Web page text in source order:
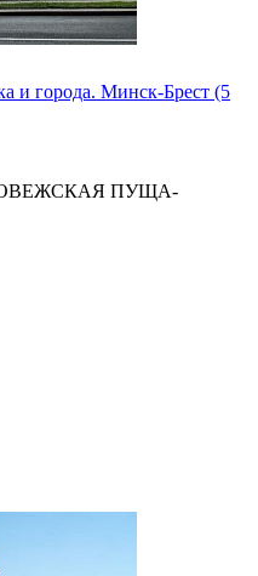
и города. Минск-Брест (5
ПУЩА-